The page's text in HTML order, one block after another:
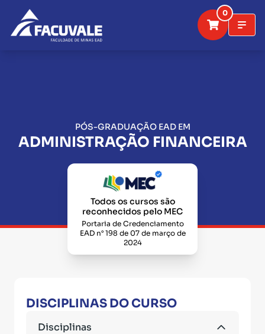
0
PÓS-GRADUAÇÃO EAD EM
ADMINISTRAÇÃO FINANCEIRA
Todos os cursos são
reconhecidos pelo MEC
Portaria de Credenciamento
EAD n° 198 de 07 de março de
2024
DISCIPLINAS DO CURSO
Disciplinas